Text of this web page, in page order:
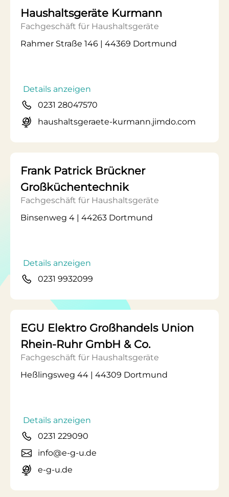
Haushaltsgeräte Kurmann
Fachgeschäft für Haushaltsgeräte
Rahmer Straße 146 | 44369 Dortmund
Details anzeigen
0231 28047570
haushaltsgeraete-kurmann.jimdo.com
Frank Patrick Brückner
Großküchentechnik
Fachgeschäft für Haushaltsgeräte
Binsenweg 4 | 44263 Dortmund
Details anzeigen
0231 9932099
EGU Elektro Großhandels Union
Rhein-Ruhr GmbH & Co.
Fachgeschäft für Haushaltsgeräte
Heßlingsweg 44 | 44309 Dortmund
Details anzeigen
0231 229090
info@e-g-u.de
e-g-u.de